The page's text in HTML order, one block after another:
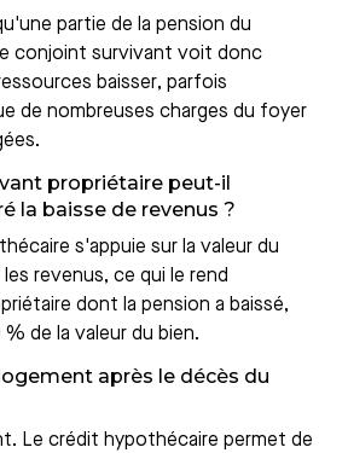
partie de la pension du
conjoint survivant voit donc
baisser, parfois
de nombreuses charges du foyer
propriétaire peut-il
la baisse de revenus ?
s'appuie sur la valeur du
revenus, ce qui le rend
dont la pension a baissé,
de la valeur du bien.
après le décès du
Le crédit hypothécaire permet de